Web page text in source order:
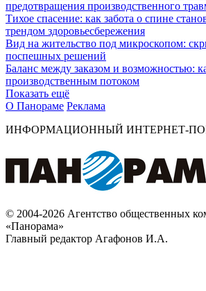
предотвращения производственного
Тихое спасение: как забота о спине
трендом здоровьесбережения
Вид на жительство под микроскопом:
поспешных решений
Баланс между заказом и возможностью:
производственным потоком
Показать ещё
О Панораме Реклама
ИНФОРМАЦИОННЫЙ ИНТЕРНЕТ-
© 2004-2026 Агентство общественных
«Панорама»
Главный редактор Агафонов И.А.